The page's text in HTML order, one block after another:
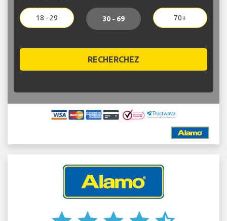
18 - 29 30 - 69 70+
RECHERCHEZ